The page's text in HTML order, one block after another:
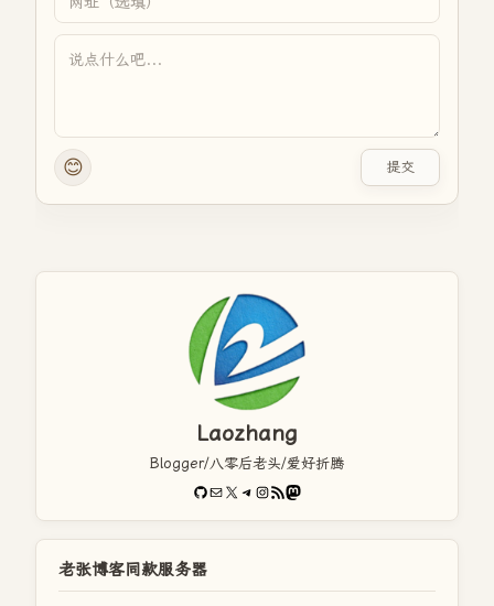
😊 提交
Laozhang
Blogger/八零后老头/爱好折腾
GitHub
电子邮件X Telegram
Instagram
RSS FeedMastodon
老张博客同款服务器